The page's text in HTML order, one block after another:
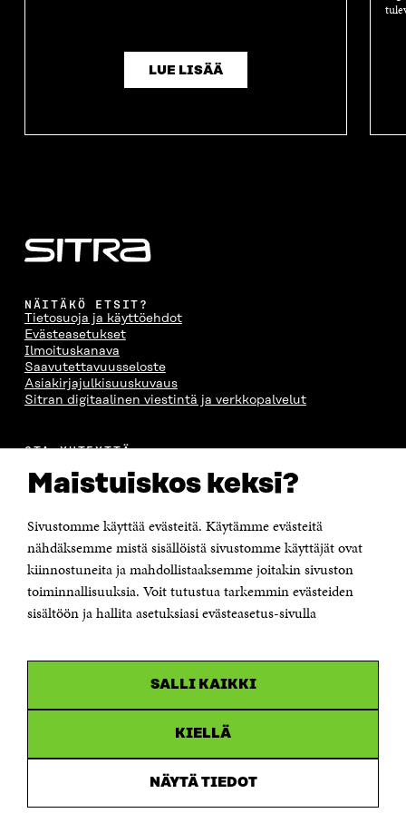
Maistuiskos keksi?
Sivustomme käyttää evästeitä. Käytämme evästeitä
nähdäksemme mistä sisällöistä sivustomme käyttäjät ovat
kiinnostuneita ja mahdollistaaksemme joitakin sivuston
toiminnallisuuksia. Voit tutustua tarkemmin evästeiden
sisältöön ja hallita asetuksiasi evästeasetus-sivulla
SALLI KAIKKI
KIELLÄ
NÄYTÄ TIEDOT
LUE LISÄÄ
NÄITÄKÖ ETSIT?
Tietosuoja ja käyttöehdot
Evästeasetukset
Ilmoituskanava
Saavutettavuusseloste
Asiakirjajulkisuuskuvaus
Sitran digitaalinen viestintä ja verkkopalvelut
OTA YHTEYTTÄ
Itämerenkatu 11-13, PL 160,
00181 Helsinki
Puhelin +358 294 618 991
Sähköpostiosoite
Saapumisohjeet
Y-tunnus 0202132-3
uudessa
ikkunassaInstagram